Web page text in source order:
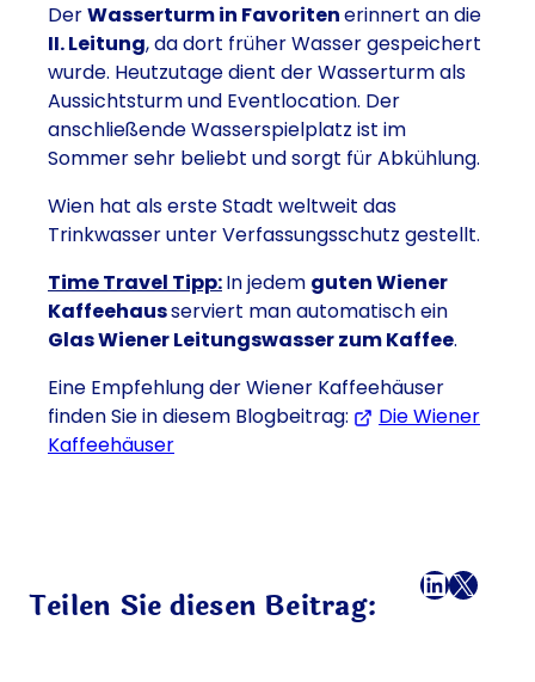
DerWasserturm in Favoritenerinnert an die
II. Leitung, da dort früher Wasser gespeichert
wurde. Heutzutage dient der Wasserturm als
Aussichtsturm und Eventlocation. Der
anschließende Wasserspielplatz ist im
Sommer sehr beliebt und sorgt für Abkühlung.
Wien hat als erste Stadt weltweit das
Trinkwasser unter Verfassungsschutz gestellt.
Time Travel Tipp:In jedem guten Wiener
Kaffeehausserviert man automatisch ein
Glas Wiener Leitungswasser zum Kaffee.
Eine Empfehlung der Wiener Kaffeehäuser
finden Sie in diesem Blogbeitrag:
Die Wiener
Kaffeehäuser
Teilen Sie diesen Beitrag:
Facebook
LinkedIn
X E-Mail